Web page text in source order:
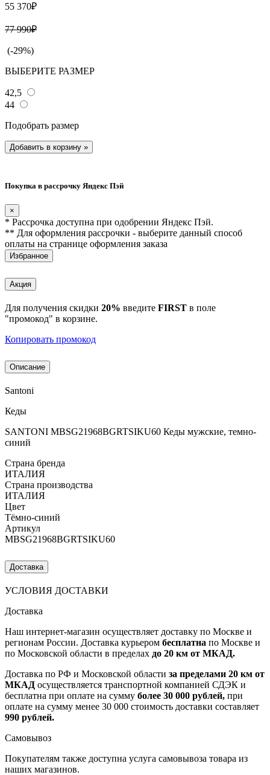
55 370₽
77 990₽
(-29%)
ВЫБЕРИТЕ РАЗМЕР
42,5
44
Подобрать размер
Добавить в корзину »
Покупка в рассрочку Яндекс Пэй
×
* Рассрочка доступна при одобрении Яндекс Пэй.
** Для оформления рассрочки - выберите данный способ
оплаты на странице оформления заказа
Избранное
Акция
Для получения скидки 20% введите FIRST в поле
"промокод" в корзине.
Копировать промокод
Описание
Santoni
Кеды
SANTONI MBSG21968BGRTSIKU60 Кеды мужские, темно-
синий
Страна бренда
ИТАЛИЯ
Страна производства
ИТАЛИЯ
Цвет
Тёмно-синий
Артикул
MBSG21968BGRTSIKU60
Доставка
УСЛОВИЯ ДОСТАВКИ
Доставка
Наш интернет-магазин осуществляет доставку по Москве и
регионам России. Доставка курьером бесплатна по Москве и
по Московской области в пределах до 20 км от МКАД.
Доставка по РФ и Московской области за пределами 20 км от
МКАД осуществляется транспортной компанией СДЭК и
бесплатна при оплате на сумму более 30 000 рублей, при
оплате на сумму менее 30 000 стоимость доставки составляет
990 рублей.
Самовывоз
Покупателям также доступна услуга самовывоза товара из
наших магазинов.